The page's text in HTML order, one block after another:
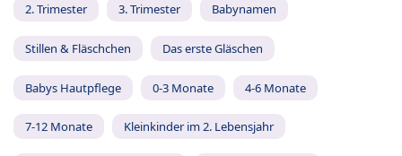
2. Trimester 3. Trimester Babynamen
Stillen & Fläschchen Das erste Gläschen
Babys Hautpflege 0-3 Monate 4-6 Monate
7-12 Monate Kleinkinder im 2. Lebensjahr